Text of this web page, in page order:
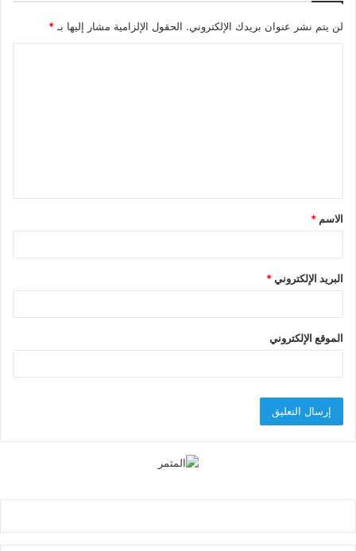
لن يتم نشر عنوان بريدك الإلكتروني. الحقول الإلزامية مشار إليها بـ*
ق
*
الاسم *
البريد الإلكتروني*
الموقع الإلكتروني